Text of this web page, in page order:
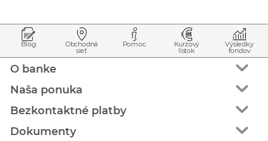
Blog Obchodná
sieť
Pomoc Kurzový
lístok
Výsledky
fondov
O banke
Naša ponuka
Bezkontaktné platby
Dokumenty